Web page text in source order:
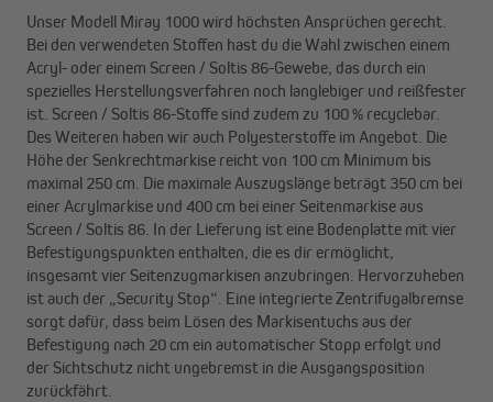
Unser Modell Miray 1000 wird höchsten Ansprüchen gerecht.
Bei den verwendeten Stoffen hast du die Wahl zwischen einem
Acryl- oder einem Screen / Soltis 86-Gewebe, das durch ein
spezielles Herstellungsverfahren noch langlebiger und reißfester
ist. Screen / Soltis 86-Stoffe sind zudem zu 100 % recyclebar.
Des Weiteren haben wir auch Polyesterstoffe im Angebot. Die
Höhe der Senkrechtmarkise reicht von 100 cm Minimum bis
maximal 250 cm. Die maximale Auszugslänge beträgt 350 cm bei
einer Acrylmarkise und 400 cm bei einer Seitenmarkise aus
Screen / Soltis 86. In der Lieferung ist eine Bodenplatte mit vier
Befestigungspunkten enthalten, die es dir ermöglicht,
insgesamt vier Seitenzugmarkisen anzubringen. Hervorzuheben
ist auch der „Security Stop“. Eine integrierte Zentrifugalbremse
sorgt dafür, dass beim Lösen des Markisentuchs aus der
Befestigung nach 20 cm ein automatischer Stopp erfolgt und
der Sichtschutz nicht ungebremst in die Ausgangsposition
zurückfährt.